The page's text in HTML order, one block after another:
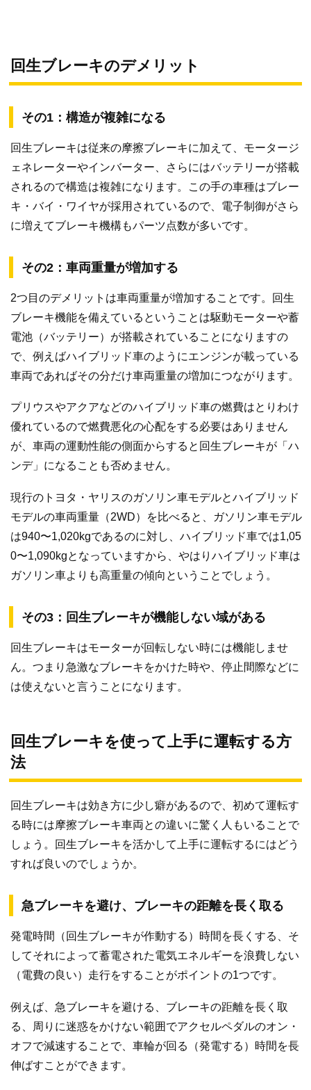
回生ブレーキのデメリット
その1：構造が複雑になる
回生ブレーキは従来の摩擦ブレーキに加えて、モータージ
ェネレーターやインバーター、さらにはバッテリーが搭載
されるので構造は複雑になります。この手の車種はブレー
キ・バイ・ワイヤが採用されているので、電子制御がさら
に増えてブレーキ機構もパーツ点数が多いです。
その2：車両重量が増加する
2つ目のデメリットは車両重量が増加することです。回生
ブレーキ機能を備えているということは駆動モーターや蓄
電池（バッテリー）が搭載されていることになりますの
で、例えばハイブリッド車のようにエンジンが載っている
車両であればその分だけ車両重量の増加につながります。
プリウスやアクアなどのハイブリッド車の燃費はとりわけ
優れているので燃費悪化の心配をする必要はありません
が、車両の運動性能の側面からすると回生ブレーキが「ハ
ンデ」になることも否めません。
現行のトヨタ・ヤリスのガソリン車モデルとハイブリッド
モデルの車両重量（2WD）を比べると、ガソリン車モデル
は940〜1,020kgであるのに対し、ハイブリッド車では1,05
0〜1,090kgとなっていますから、やはりハイブリッド車は
ガソリン車よりも高重量の傾向ということでしょう。
その3：回生ブレーキが機能しない域がある
回生ブレーキはモーターが回転しない時には機能しませ
ん。つまり急激なブレーキをかけた時や、停止間際などに
は使えないと言うことになります。
回生ブレーキを使って上手に運転する方
法
回生ブレーキは効き方に少し癖があるので、初めて運転す
る時には摩擦ブレーキ車両との違いに驚く人もいることで
しょう。回生ブレーキを活かして上手に運転するにはどう
すれば良いのでしょうか。
急ブレーキを避け、ブレーキの距離を長く取る
発電時間（回生ブレーキが作動する）時間を長くする、そ
してそれによって蓄電された電気エネルギーを浪費しない
（電費の良い）走行をすることがポイントの1つです。
例えば、急ブレーキを避ける、ブレーキの距離を長く取
る、周りに迷惑をかけない範囲でアクセルペダルのオン・
オフで減速することで、車輪が回る（発電する）時間を長
伸ばすことができます。